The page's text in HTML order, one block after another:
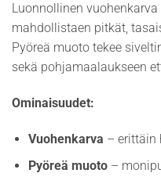
Luonnollinen
mahdollistaen pitkät,
Pyöreä muoto tekee
sekä pohjamaalaukseen
Ominaisuudet:
Vuohenkarva – erittäin
Pyöreä muoto–